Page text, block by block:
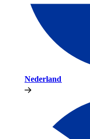
Nederland​​